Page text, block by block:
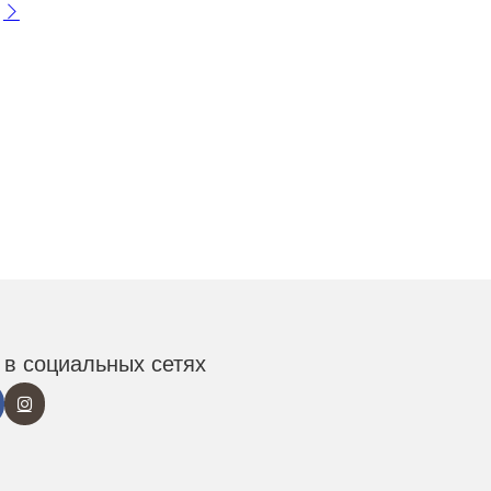
социальных сетях